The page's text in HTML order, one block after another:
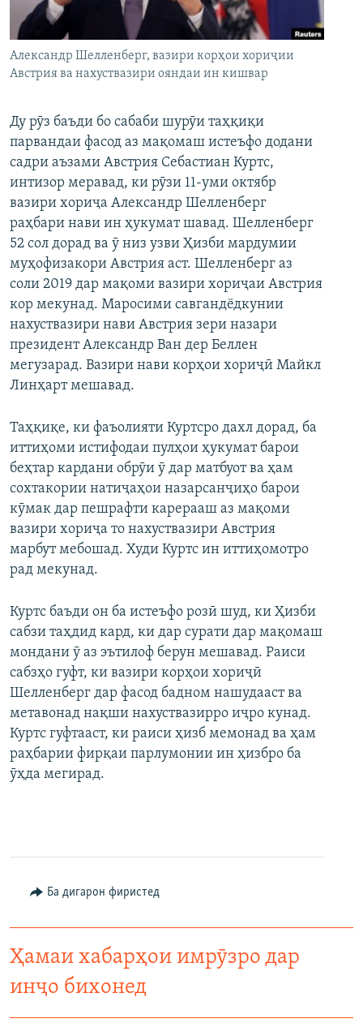
ГУЗОРИШҲОИ РАДИОӢ
Русский
ПАЙГИРӢ КУНЕД
Ҳамаи сомонаҳои RFE/RL
Александр Шелленберг, вазири корҳои хориҷии
Австрия ва нахуствазири ояндаи ин кишвар
Ду рӯз баъди бо сабаби шурӯи таҳқиқи
парвандаи фасод аз мақомаш истеъфо додани
садри аъзами Австрия Себастиан Куртс,
интизор меравад, ки рӯзи 11-уми октябр
вазири хориҷа Александр Шелленберг
раҳбари нави ин ҳукумат шавад. Шелленберг
52 сол дорад ва ӯ низ узви Ҳизби мардумии
муҳофизакори Австрия аст. Шелленберг аз
соли 2019 дар мақоми вазири хориҷаи Австрия
кор мекунад. Маросими савгандёдкунии
нахуствазири нави Австрия зери назари
президент Александр Ван дер Беллен
мегузарад. Вазири нави корҳои хориҷӣ Майкл
Линҳарт мешавад.
Таҳқиқе, ки фаъолияти Куртсро дахл дорад, ба
иттиҳоми истифодаи пулҳои ҳукумат барои
беҳтар кардани обрӯи ӯ дар матбуот ва ҳам
сохтакории натиҷаҳои назарсанҷиҳо барои
кӯмак дар пешрафти карерааш аз мақоми
вазири хориҷа то нахуствазири Австрия
марбут мебошад. Худи Куртс ин иттиҳомотро
рад мекунад.
Куртс баъди он ба истеъфо розӣ шуд, ки Ҳизби
сабзи таҳдид кард, ки дар сурати дар мақомаш
мондани ӯ аз эътилоф берун мешавад. Раиси
сабзҳо гуфт, ки вазири корҳои хориҷӣ
Шелленберг дар фасод бадном нашудааст ва
метавонад нақши нахуствазирро иҷро кунад.
Куртс гуфтааст, ки раиси ҳизб мемонад ва ҳам
раҳбарии фирқаи парлумонии ин ҳизбро ба
ӯҳда мегирад.
Ба дигарон фиристед
Ҳамаи хабарҳои имрӯзро дар
инҷо бихонед